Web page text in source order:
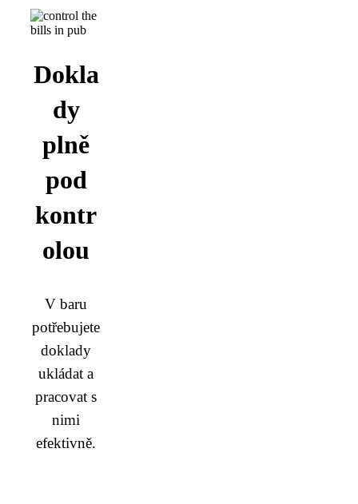
Dokla
dy
plně
pod
kontr
olou
V baru
potřebujete
doklady
ukládat a
pracovat s
nimi
efektivně.